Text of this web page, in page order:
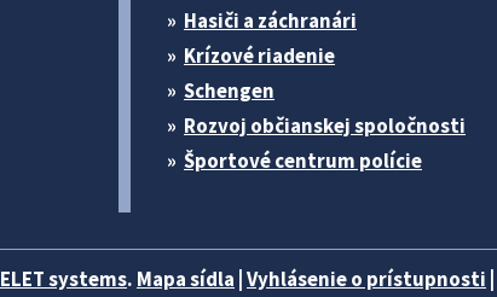
Hasiči a záchranári
Krízové riadenie
Schengen
Rozvoj občianskej spoločnosti
Športové centrum polície
ELET systems. Mapa sídla |Vyhlásenie o prístupnosti |